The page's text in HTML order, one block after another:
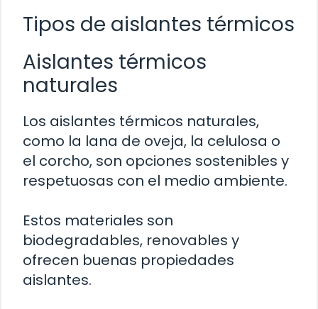
Tipos de aislantes térmicos
Aislantes térmicos
naturales
Los aislantes térmicos naturales,
como la lana de oveja, la celulosa o
el corcho, son opciones sostenibles y
respetuosas con el medio ambiente.
Estos materiales son
biodegradables, renovables y
ofrecen buenas propiedades
aislantes.